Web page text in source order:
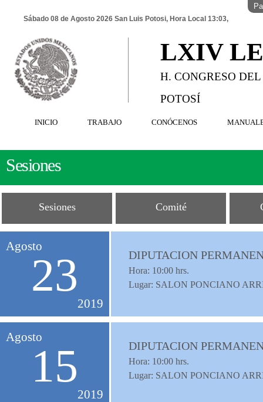
Sábado 08 de Agosto 2026 San Luis Potosi, Hora Local 13:03,
LXIV
H. CONGRESO
POTOSÍ
INICIO TRABAJO CONÓCENOS
Sesiones
Sesiones Comité
Agosto
23
2019
DIPUTACION
Hora: 10:00 hrs.
Lugar: SALON PONCIANO
Agosto
15
2019
DIPUTACION
Hora: 10:00 hrs.
Lugar: SALON PONCIANO